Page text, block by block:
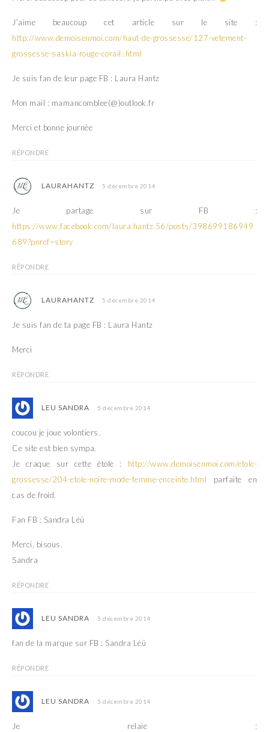
J’aime beaucoup cet article sur le site :
http://www.demoisenmoi.com/haut-de-grossesse/127-vetement-
grossesse-saskia-rouge-corail-.html
Je suis fan de leur page FB : Laura Hantz
Mon mail : mamancomblee(@)outlook.fr
Merci et bonne journée
RÉPONDRE
LAURAHANTZ 5 décembre 2014
Je partage sur FB :
https://www.facebook.com/laura.hantz.56/posts/398699186949
689?pnref=story
RÉPONDRE
LAURAHANTZ 5 décembre 2014
Je suis fan de ta page FB : Laura Hantz
Merci
RÉPONDRE
LEU SANDRA 5 décembre 2014
coucou je joue volontiers.
Ce site est bien sympa.
Je craque sur cette étole : http://www.demoisenmoi.com/etole-
grossesse/204-etole-noire-mode-femme-enceinte.html parfaite en
cas de froid.
Fan FB : Sandra Léü
Merci, bisous.
Sandra
RÉPONDRE
LEU SANDRA 5 décembre 2014
fan de la marque sur FB : Sandra Léü
RÉPONDRE
LEU SANDRA 5 décembre 2014
Je relaie :